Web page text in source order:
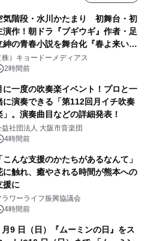
気階段・水川かたまり 初舞台・初
演作！朝ドラ『ブギウギ』作者・足
紳の青春小説を舞台化『春よ来い、
ジで来い』キービジュアル解禁！
株）キョードーメディアス
2時間前
に一度の吹奏楽イベント！プロと一
に演奏できる「第112回月イチ吹奏
」。演奏曲目などの詳細発表！
益社団法人 大阪市音楽団
4時間前
こんな支援のかたちがあるなんて」
に触れ、癒やされる時間が熊本への
援に
ラワーライフ振興協議会
4時間前
月9 日（日）『ムーミンの日』をス